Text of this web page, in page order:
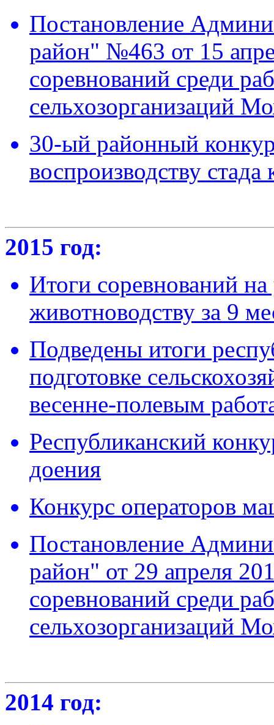
Постановление
район" №463 от 15
соревнований среди
сельхозорганизаций
30-ый районный
воспроизводству стада
2015 год:
Итоги соревнований
животноводству за 9
Подведены итоги
подготовке
весенне-полевым
Республиканский
доения
Конкурс операторов
Постановление
район" от 29 апреля
соревнований среди
сельхозорганизаций
2014 год: